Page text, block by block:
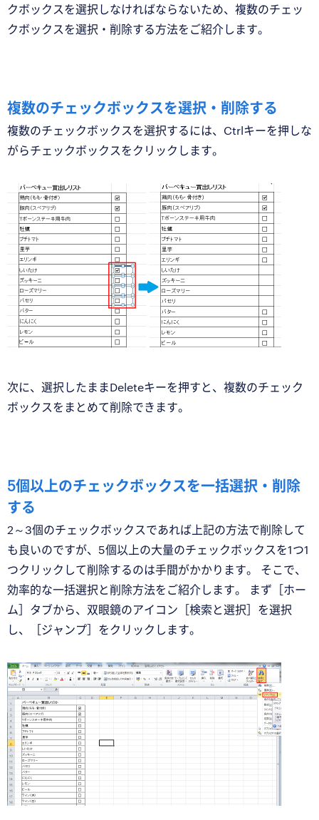
クボックスを選択しなければならないため、複数のチェッ
クボックスを選択・削除する方法をご紹介します。
複数のチェックボックスを選択・削除する
複数のチェックボックスを選択するには、Ctrlキーを押しな
がらチェックボックスをクリックします。
次に、選択したままDeleteキーを押すと、複数のチェック
ボックスをまとめて削除できます。
5個以上のチェックボックスを一括選択・削除
する
2～3個のチェックボックスであれば上記の方法で削除して
も良いのですが、5個以上の大量のチェックボックスを1つ1
つクリックして削除するのは手間がかかります。 そこで、
効率的な一括選択と削除方法をご紹介します。 まず［ホー
ム］タブから、双眼鏡のアイコン［検索と選択］を選択
し、［ジャンプ］をクリックします。